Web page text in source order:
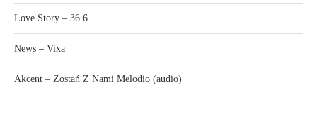
Love Story – 36.6
News – Vixa
Akcent – Zostań Z Nami Melodio (audio)